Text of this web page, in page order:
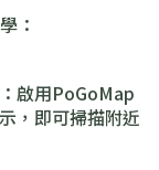
：
：啟用PoGoMap
，即可掃描附近